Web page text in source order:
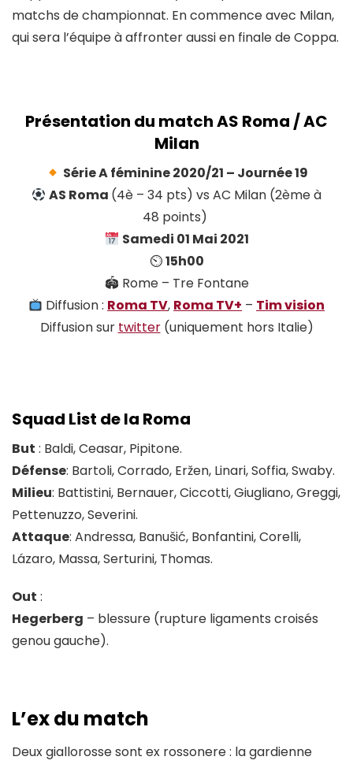
matchs de championnat. En commence avec Milan,
qui sera l’équipe à affronter aussi en finale de Coppa.
Présentation du match AS Roma / AC
Milan
Série A féminine 2020/21 – Journée 19
AS Roma (4è – 34 pts) vs AC Milan (2ème à
48 points)
Samedi 01 Mai 2021
⏲15h00
🏟 Rome – Tre Fontane
Diffusion : Roma TV, Roma TV+ – Tim vision
Diffusion sur twitter(uniquement hors Italie)
Squad List de la Roma
But : Baldi, Ceasar, Pipitone.
Défense: Bartoli, Corrado, Eržen, Linari, Soffia, Swaby.
Milieu: Battistini, Bernauer, Ciccotti, Giugliano, Greggi,
Pettenuzzo, Severini.
Attaque: Andressa, Banušić, Bonfantini, Corelli,
Lázaro, Massa, Serturini, Thomas.
Out :
Hegerberg – blessure (rupture ligaments croisés
genou gauche).
L’ex du match
Deux giallorosse sont ex rossonere : la gardienne